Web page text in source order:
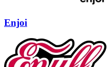
Enjoi